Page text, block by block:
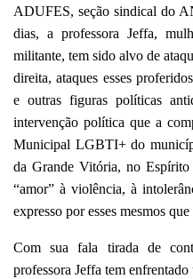
ADUFES, seção sindical do
dias, a professora Jeffa,
militante, tem sido alvo de
direita, ataques esses
e outras figuras políticas
intervenção política que a
Municipal LGBTI+ do
da Grande Vitória, no
“amor” à violência, à
expresso por esses mesmos
Com sua fala tirada de
professora Jeffa tem